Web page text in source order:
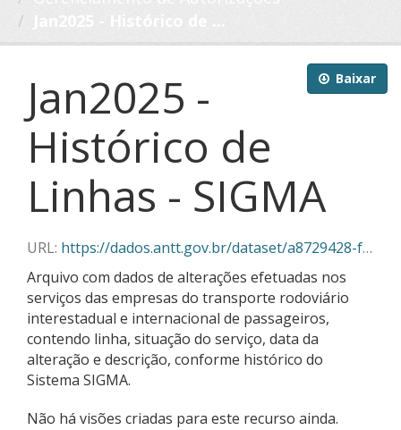
Baixar
Jan2025 -
Histórico de
Linhas - SIGMA
URL: https://dados.antt.gov.br/dataset/a8729428-f382-430c-abe5-6e5f85aa9a03/resource/f8331af5-f610-4859-9123-db33dc6b44d7/download/01-2025_linhas_historico_sigma.csv
Arquivo com dados de alterações efetuadas nos
serviços das empresas do transporte rodoviário
interestadual e internacional de passageiros,
contendo linha, situação do serviço, data da
alteração e descrição, conforme histórico do
Sistema SIGMA.
Não há visões criadas para este recurso ainda.